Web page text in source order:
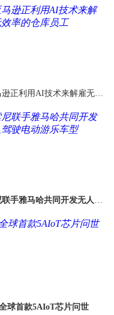
逊正利用AI技术来解雇无效
联手雅马哈共同开发无人驾
球首款5AIoT芯片问世